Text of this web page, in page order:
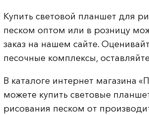
Купить световой планшет для
песком оптом или в розницу
заказ на нашем сайте.
песочные комплексы,
В каталоге интернет магазина
можете купить cветовые
рисования песком от